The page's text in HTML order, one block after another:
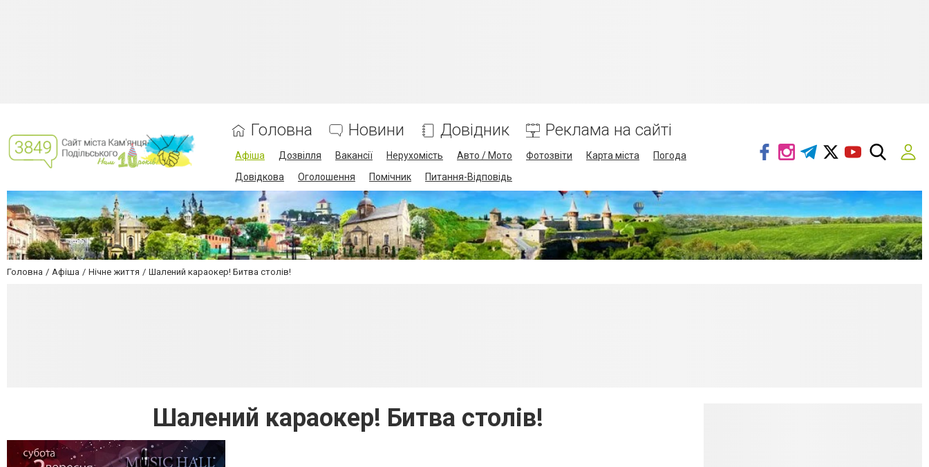
Головна Новини Довідник Реклама на сайті
Афіша Дозвілля Вакансії Нерухомість Авто / Мото Фотозвіти Карта міста
Погода
Довідкова
Оголошення Помічник Питання-Відповідь
Головна Афіша Нічне життя Шалений караокер! Битва столів!
Шалений караокер! Битва столів!